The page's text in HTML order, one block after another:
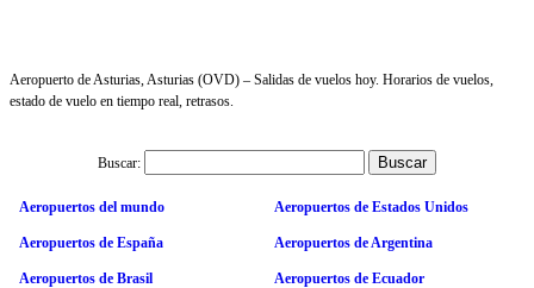
Aeropuerto de Asturias, Asturias (OVD) – Salidas de vuelos hoy. Horarios de vuelos,
estado de vuelo en tiempo real, retrasos.
Buscar:
Aeropuertos del mundo Aeropuertos de Estados Unidos
Aeropuertos de España Aeropuertos de Argentina
Aeropuertos de Brasil Aeropuertos de Ecuador